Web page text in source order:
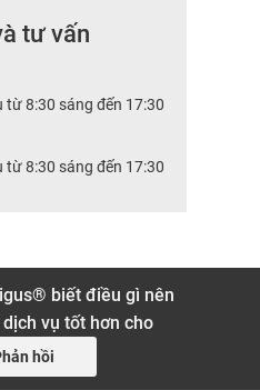
tư vấn
từ 8:30 sáng đến 17:30
từ 8:30 sáng đến 17:30
biết điều gì nên
vụ tốt hơn cho
hồi